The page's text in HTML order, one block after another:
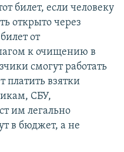
билет, если человеку
открыто через
от
к очищению в
смогут работать
платить взятки
СБУ,
им легально
в бюджет, а не